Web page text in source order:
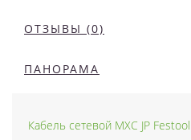
ОТЗЫВЫ (0)
ПАНОРАМА
Кабель сетевой MXC JP Festool